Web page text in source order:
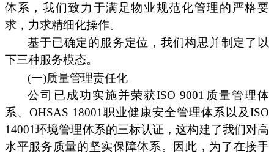
体系，我们致力于满足物业规范化管理的严格要
求，力求精细化操作。
基于已确定的服务定位，我们构思并制定了以
下三种服务模态。
(一)质量管理责任化
公司已成功实施并荣获ISO 9001质量管理体
系、OHSAS 18001职业健康安全管理体系以及ISO
14001环境管理体系的三标认证，这构建了我们对高
水平服务质量的坚实保障体系。因此，为了在接手